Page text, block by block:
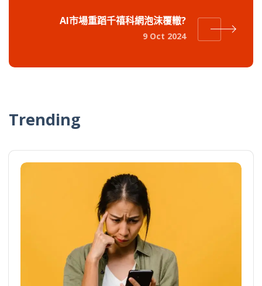
AI市場重蹈千禧科網泡沫覆轍?
9 Oct 2024
Trending